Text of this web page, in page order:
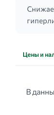
Цены и
В